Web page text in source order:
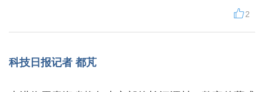
2
科技日报记者 都芃